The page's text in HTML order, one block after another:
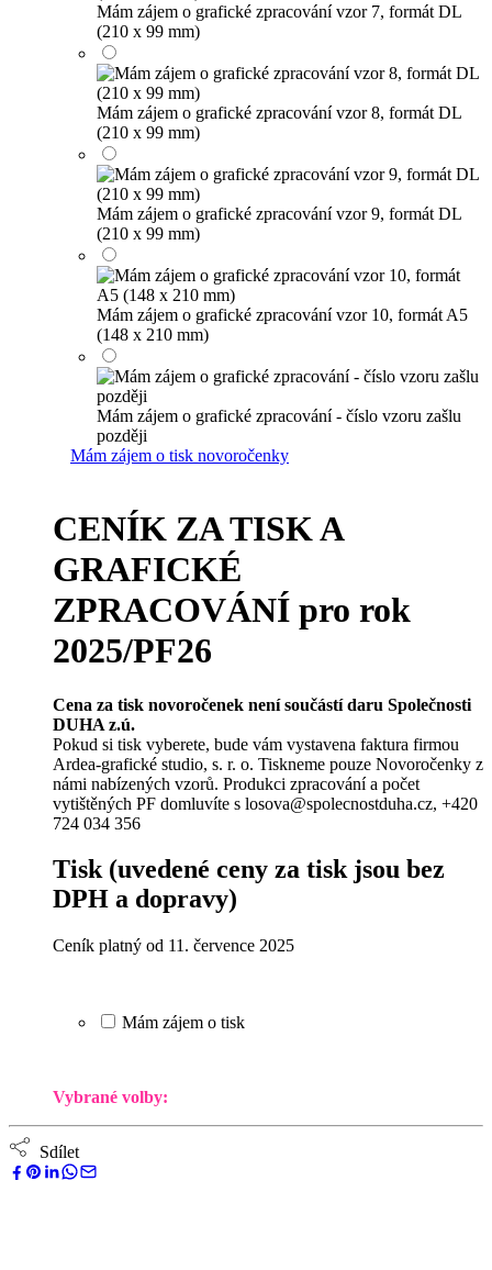
Mám zájem o grafické zpracování vzor 7, formát DL
(210 x 99 mm)
Mám zájem o grafické zpracování vzor 8, formát DL
(210 x 99 mm)
Mám zájem o grafické zpracování vzor 9, formát DL
(210 x 99 mm)
Mám zájem o grafické zpracování vzor 10, formát A5
(148 x 210 mm)
Mám zájem o grafické zpracování - číslo vzoru zašlu
později
Mám zájem o tisk novoročenky
CENÍK ZA TISK A
GRAFICKÉ
ZPRACOVÁNÍ pro rok
2025/PF26
Cena za tisk novoročenek není součástí daru Společnosti
DUHA z.ú.
Pokud si tisk vyberete, bude vám vystavena faktura firmou
Ardea-grafické studio, s. r. o. Tiskneme pouze Novoročenky z
námi nabízených vzorů. Produkci zpracování a počet
vytištěných PF domluvíte s losova@spolecnostduha.cz, +420
724 034 356
Tisk(uvedené ceny za tisk jsou bez
DPH a dopravy)
Ceník platný od 11. července 2025
Mám zájem o tisk
Vybrané volby:
Sdílet